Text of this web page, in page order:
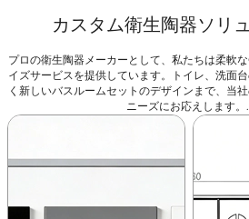
カスタム衛生陶器ソリ
プロの衛生陶器メーカーとして、私たちは柔軟
イズサービスを提供しています。トイレ、洗面
く新しいバスルームセットのデザインまで、当
ニーズにお応えします。.